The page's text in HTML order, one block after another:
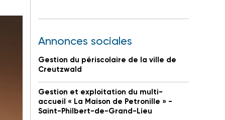
Annonces sociales
Gestion du périscolaire de la ville de
Creutzwald
Gestion et exploitation du multi-
accueil « La Maison de Petronille » -
Saint-Philbert-de-Grand-Lieu